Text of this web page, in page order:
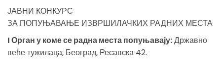
ЈАВНИ КОНКУРС
ЗА ПОПУЊАВАЊЕ ИЗВРШИЛАЧКИХ РАДНИХ МЕСТА
I Орган у коме се радна места попуњавају:Државно
веће тужилаца, Београд, Ресавска 42.